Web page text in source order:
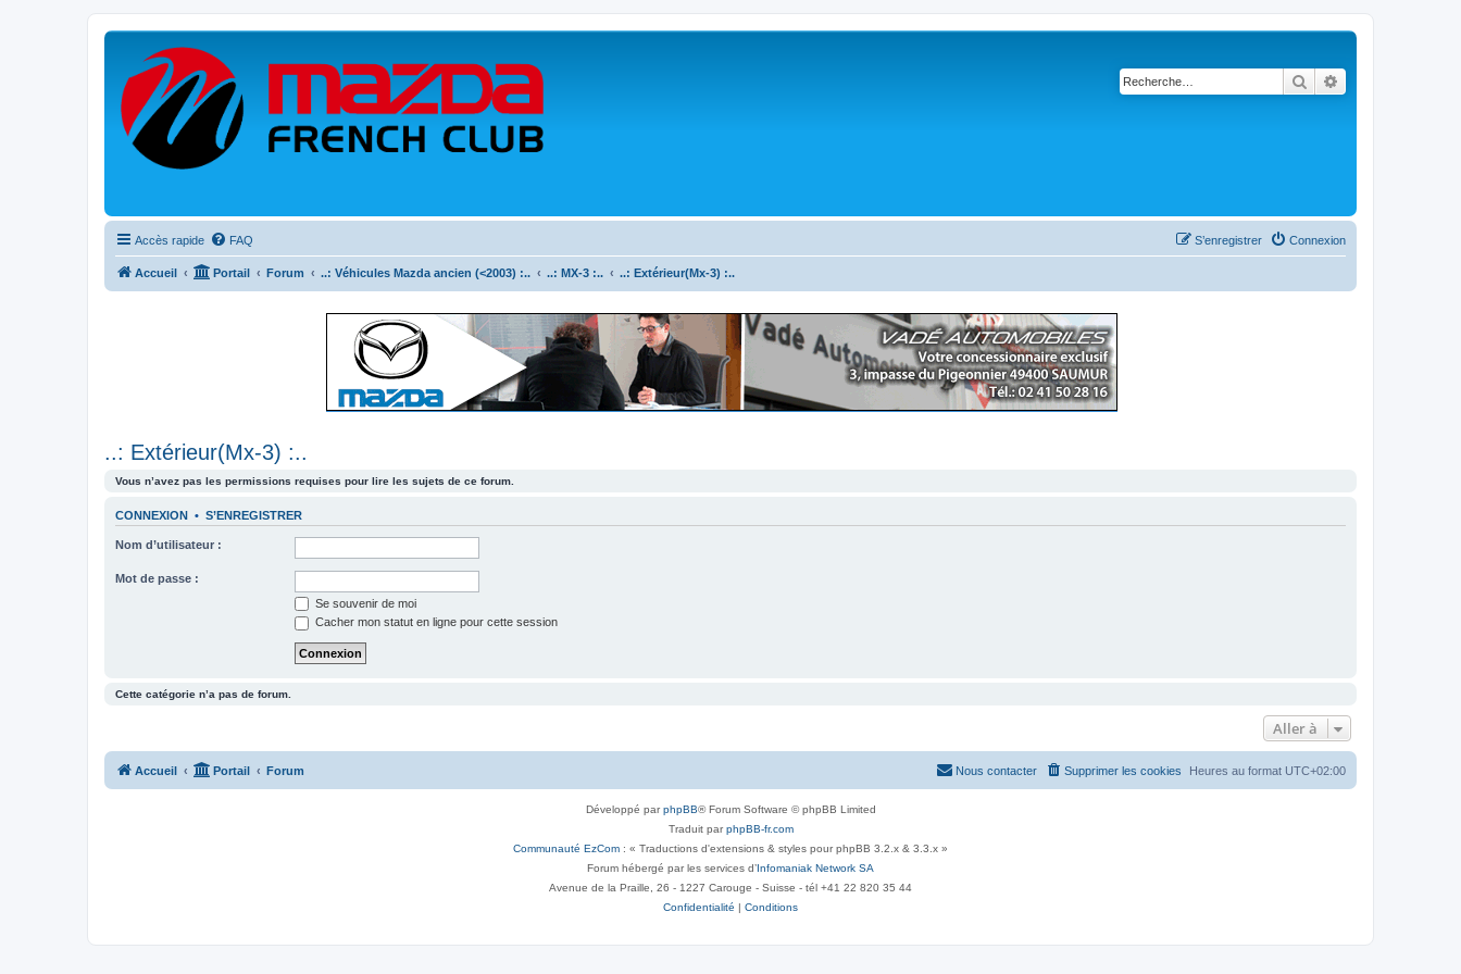
Rechercher
Accès rapide FAQ Connexion
S’enregistrer
Accueil Portail Forum ..: Véhicules Mazda ancien (<2003) :.. ..: MX-3 :.. ..: Extérieur(Mx-3) :..
..: Extérieur(Mx-3) :..
Vous n’avez pas les permissions requises pour lire les sujets de ce forum.
CONNEXION • S’ENREGISTRER
Nom d’utilisateur :
Mot de passe :
Se souvenir de moi
Cacher mon statut en ligne pour cette session
Cette catégorie n’a pas de forum.
Aller à
Accueil Portail Forum Heures au format UTC+02:00
Supprimer les cookies
Nous contacter
Développé parphpBB® Forum Software © phpBB Limited
Traduit parphpBB-fr.com
Communauté EzCom : « Traductions d'extensions & styles pour phpBB 3.2.x & 3.3.x »
Forum hébergé par les services d’Infomaniak Network SA
Avenue de la Praille, 26 - 1227 Carouge - Suisse - tél +41 22 820 35 44
Confidentialité | Conditions